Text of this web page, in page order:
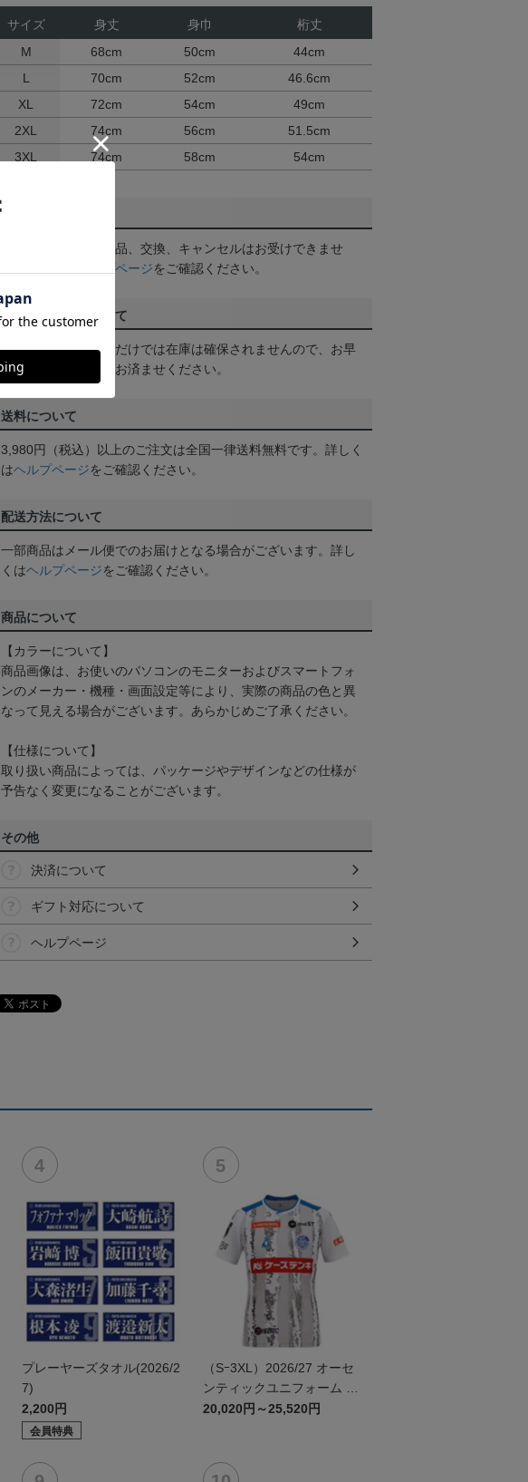
サイズ 身丈 身巾
桁丈
M
68cm 50cm
44cm
L
70cm 52cm
46.6cm
XL
72cm 54cm
49cm
2XL
74cm 56cm
51.5cm
3XL
74cm 58cm 54cm
返品・交換について
お客様都合による返品、交換、キャンセルはお受けできませ
ヘルプページをご確認ください。
ご注文の確定について
買い物かごに入れるだけでは在庫は確保されませんので、お早
めにご購入手続きをお済ませください。
送料について
3,980円（税込）以上のご注文は全国一律送料無料です。詳しく
はヘルプページをご確認ください。
配送方法について
一部商品はメール便でのお届けとなる場合がございます。詳し
くはヘルプページをご確認ください。
商品について
【カラーについて】
商品画像は、お使いのパソコンのモニターおよびスマートフォ
ンのメーカー・機種・画面設定等により、実際の商品の色と異
なって見える場合がございます。あらかじめご了承ください。
【仕様について】
取り扱い商品によっては、パッケージやデザインなどの仕様が
予告なく変更になることがございます。
その他
決済について
ギフト対応について
ヘルプページ
プレーヤーズタオル(2026/2
7)
2,200円
会員特典
（Sｰ3XL）2026/27 オーセ
ンティックユニフォーム F
P 2nd
20,020円～25,520円